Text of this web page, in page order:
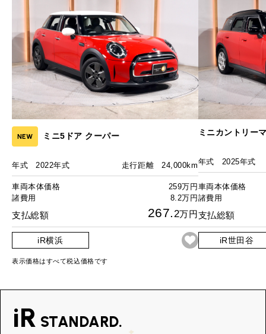
NEW ミニ5ドア クーパー
年式 2022年式 走行距離 24,000km
車両本体価格
259万円
諸費用
8.2万円
支払総額 267. 2万円
iR横浜
ミニカントリー
年式 2025年式
車両本体価格
諸費用
支払総額
iR世田谷
表示価格はすべて税込価格です
iR STANDARD.